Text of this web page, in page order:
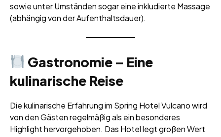
sowie unter Umständen sogar eine inkludierte Massage
(abhängig von der Aufenthaltsdauer).
Gastronomie – Eine
kulinarische Reise
Die kulinarische Erfahrung im Spring Hotel Vulcano wird
von den Gästen regelmäßig als ein besonderes
Highlight hervorgehoben. Das Hotel legt großen Wert